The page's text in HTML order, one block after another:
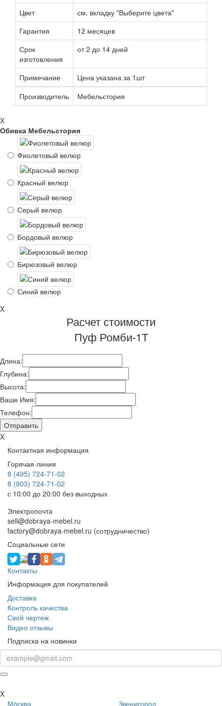
Цвет
см. вкладку "Выберите цвета"
Гарантия
12 месяцев
Срок
изготовления
от 2 до 14 дней
Примечание
Цена указана за 1шт
Производитель
Мебельстория
X
Обивка Мебельстория
Фиолетовый велюр
Красный велюр
Серый велюр
Бордовый велюр
Бирюзовый велюр
Синий велюр
X
Расчет стоимости
Пуф Ромби-1Т
Длина:
Глубина:
Высота:
Ваше Имя:
Телефон:
X
Контактная информация
Горячая линия
8 (495) 724-71-02
8 (903) 724-71-02
с 10:00 до 20:00 без выходных
Электропочта
sell@dobraya-mebel.ru
factory@dobraya-mebel.ru (сотрудничество)
Социальные сети
Контакты
Информация для покупателей
Доставка
Контроль качества
Свой чертеж
Видео отзывы
Подписка на новинки
X
Мoсква
Звенигород